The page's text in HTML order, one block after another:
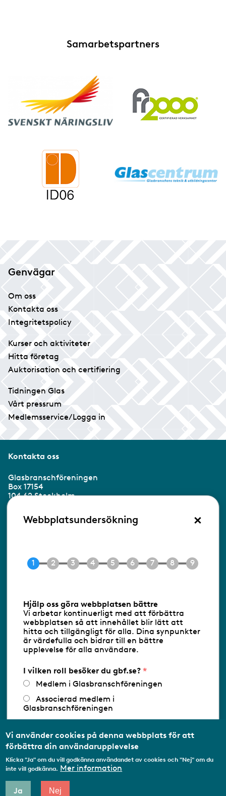
Samarbetspartners
Genvägar
Om oss
Kontakta oss
Integritetspolicy
Kurser och aktiviteter
Hitta företag
Auktorisation och certifiering
Tidningen Glas
Vårt pressrum
Medlemsservice/Logga in
Kontakta oss
Glasbranschföreningen
Box 17154
104 62 Stockholm
Besöksadress:
Ringvägen 100
E-post info@gbf.se
Följ oss via RSS
Databasens namn:www.gbf.se-
Glasbranschföreningen AB - Ansvarig
utgivare: Sofia Wahlgren
Webbplatsundersökning ×
Hjälp oss göra webbplatsen bättre
Vi arbetar kontinuerligt med att förbättra
webbplatsen så att innehållet blir lätt att
hitta och tillgängligt för alla. Dina synpunkter
är värdefulla och bidrar till en bättre
upplevelse för alla användare.
I vilken roll besöker du gbf.se?
Medlem i Glasbranschföreningen
Associerad medlem i
Glasbranschföreningen
medlemsorganisation/Svenskt Näringsliv
Utbildningsaktör
Student
Annat...
Vi använder cookies på denna webbplats för att
förbättra din användarupplevelse
Klicka "Ja" om du vill godkänna användandet av cookies och "Nej" om du
inte vill godkänna. Mer information
Ja Nej